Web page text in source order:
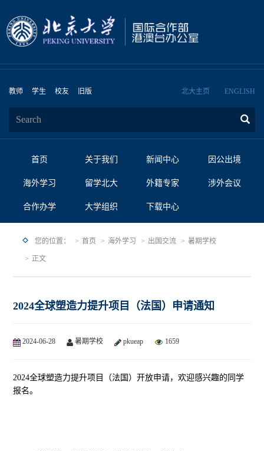
教师 学生 校友 旧版 北大主页 ENGLISH
首页 关于我们 新闻中心 因公出境
海外学习 留学北大 外籍专家 涉外会议
合作办学 大学组织 下载中心
您的位置： 首页 海外学习 出国交流 暑期学校
正文
2024全球塑造力提升项目（法国）申请通知
2024-06-28 暑期学校 pkueap 1659
2024全球塑造力提升项目（法国）开放申请，欢迎感兴趣的同学
报名。